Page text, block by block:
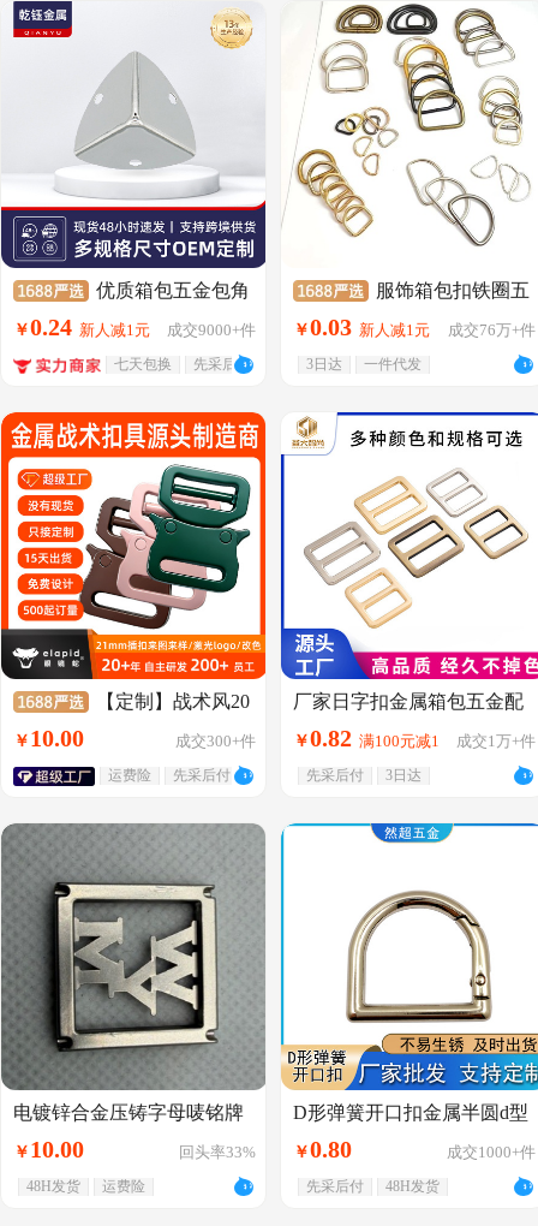
优质箱包五金包角
直供工具箱五金配件 25mm
扇形直角包角护角批发
￥0.24 成交9000+件
新人减1元
七天包换 先采后付
服饰箱包扣铁圈五
金配件D字铁线环d扣织带金
属环型扣
￥0.03 成交76万+件
新人减1元
3日达 一件代发
【定制】战术风20
mm锌合金眼镜蛇扣箱包服饰
插扣迷你高强度装饰扣
￥ 10.00 成交300+件
运费险 先采后付
厂家日字扣金属箱包五金配
档日字扣批发
￥0.82 成交1万+件
满100元减1
先采后付 3日达
电镀锌合金压铸字母唛铭牌
￥ 10.00 回头率33%
48H发货 运费险
D形弹簧开口扣金属半圆d型
金配件钩扣
￥0.80 成交1000+件
先采后付 48H发货